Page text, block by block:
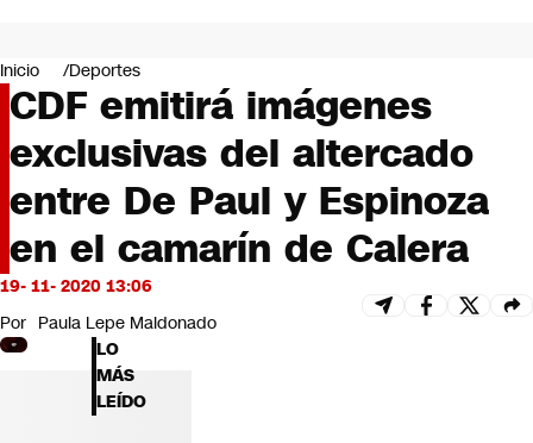
Negocios
Deportes
Programas completos
Cultura
Servicios
Bits
CNN tiempo
Futuro 360
Inicio Deportes
CDF emitirá imágenes
exclusivas del altercado
entre De Paul y Espinoza
en el camarín de Calera
19- 11- 2020 13:06
Por Paula Lepe Maldonado
LO
MÁS
LEÍDO